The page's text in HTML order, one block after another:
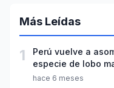
Más Leídas
1
Perú vuelve a
especie de lobo
hace 6 meses